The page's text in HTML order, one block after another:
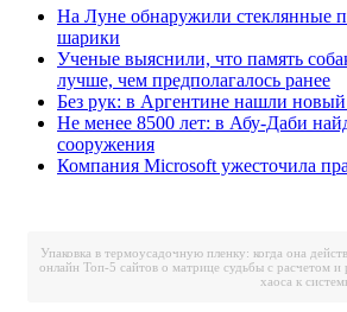
На Луне обнаружили стеклянные
шарики
Ученые выяснили, что память
лучше, чем предполагалось ранее
Без рук: в Аргентине нашли новый
Не менее 8500 лет: в Абу-Даби
сооружения
Компания Microsoft ужесточила
Упаковка в термоусадочную пленку: когда она
онлайн Топ-5 сайтов о матрице судьбы с расчетом и
хаоса к